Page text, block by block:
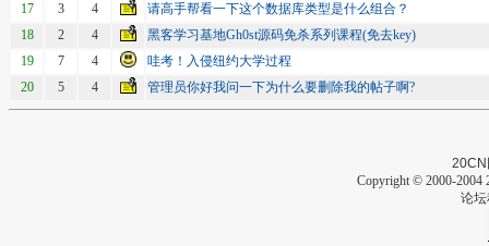
17
3 4
请高手帮看一下这个数据库类型是什么组合？
18
2 4
黑客学习基地Gh0st源码免杀系列课程(免去key)
19
7 4
哇考！入侵纽约大学过程
20
5 4 管理员你好我问一下为什么要删除我的帖子啊?
20CN
Copyright © 2000-2004
论